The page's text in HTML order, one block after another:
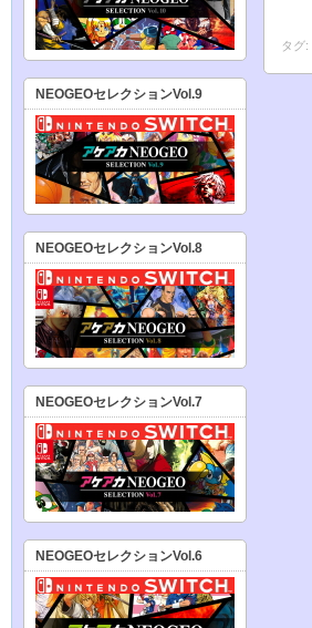
タグ:
NEOGEOセレクションVol.9
NEOGEOセレクションVol.8
NEOGEOセレクションVol.7
NEOGEOセレクションVol.6